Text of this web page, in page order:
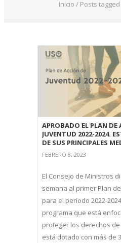
Inicio / Posts
APROBADO EL PLAN DE
JUVENTUD 2022-2024.
DE SUS PRINCIPALES
FEBRERO 8, 2023
El Consejo de Ministros
semana al primer Plan
para el período 2022-
programa que está
proteger los derechos
está dotado con más de